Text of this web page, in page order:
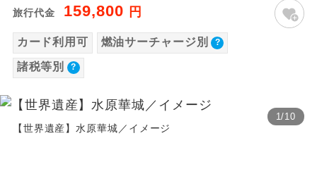
旅行代金 159,800 円
カード利用可 燃油サーチャージ別
諸税等別
1/10
【世界遺産】水原華城／イメージ
大人（12歳以上）2,620円、子供（2歳以上12
歳未満）1,860円
※手配の都合により変更になる場合がありま
す。
なく、各地より下記追加代金にて飛行機や
ご同行者様が異なる発着地をご希望の場合
は、当社予約センターまで連絡ください。
世界遺産
温泉 温泉地にも宿泊するコースです。